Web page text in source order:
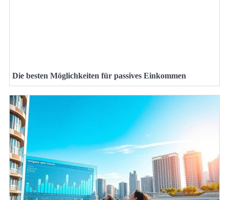
Die besten Möglichkeiten für passives Einkommen